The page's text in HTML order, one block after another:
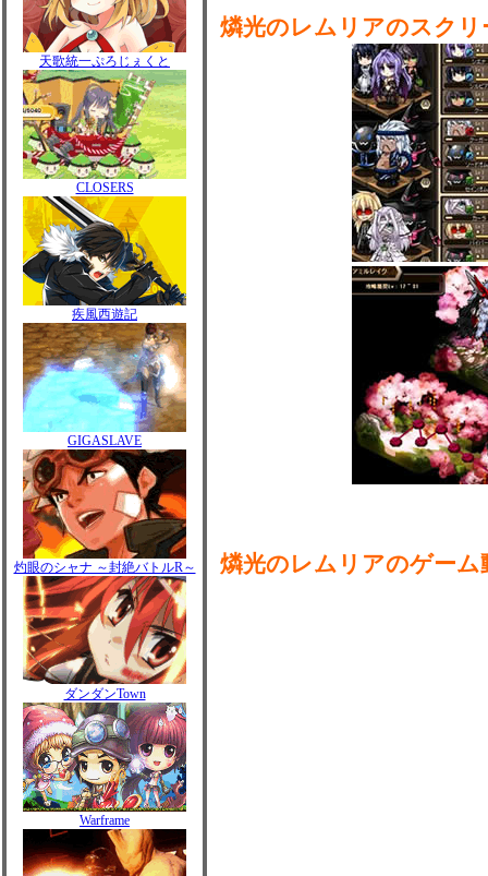
天歌統一ぷろじぇくと
CLOSERS
疾風西遊記
GIGASLAVE
灼眼のシャナ ～封絶バトルR～
ダンダンTown
Warframe
燐光のレムリアのスク
燐光のレムリアのゲーム